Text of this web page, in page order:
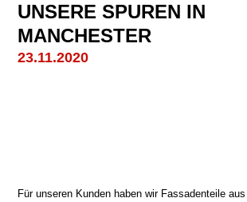
UNSERE SPUREN IN
MANCHESTER
23.11.2020
Für unseren Kunden haben wir Fassadenteile